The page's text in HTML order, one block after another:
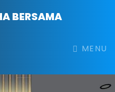
BERSAMA
MENU